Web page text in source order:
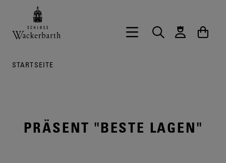
Zurück zur Startseite vom Onlineshop
Hauptnavigation öffnen
Suche
STARTSEITE
PRÄSENT "BESTE LAGEN"